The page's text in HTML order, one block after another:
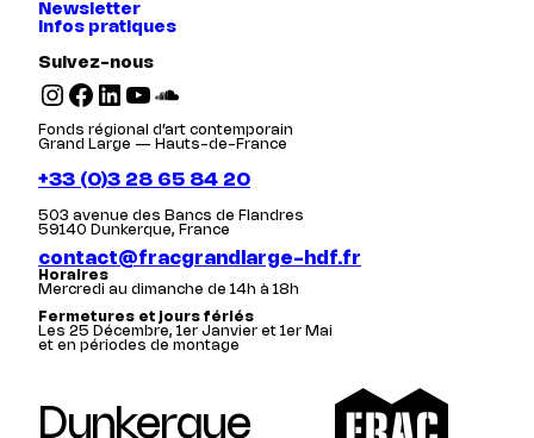
Newsletter
Infos pratiques
Suivez-nous
Instagram Facebook LinkedIn YouTube SoundCloud
Fonds régional d’art contemporain
Grand Large — Hauts-de-France
+33 (0)3 28 65 84 20
503 avenue des Bancs de Flandres
59140 Dunkerque, France
contact@fracgrandlarge-hdf.fr
Horaires
Mercredi au dimanche de 14h à 18h
Fermetures et jours fériés
Les 25 Décembre, 1er Janvier et 1er Mai
et en périodes de montage
Dunkerque